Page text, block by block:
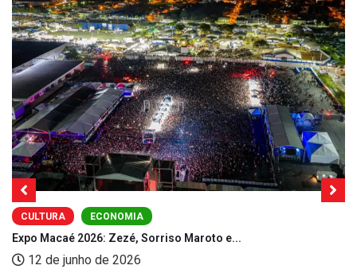
CULTURA ECONOMIA
Expo Macaé 2026: Zezé, Sorriso Maroto e...
12 de junho de 2026